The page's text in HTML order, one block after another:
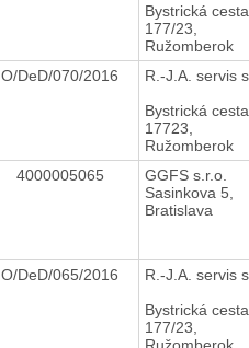
Bystrická cesta
177/23,
Ružomberok
O/DeD/070/2016
R.-J.A. servis
Bystrická cesta
17723,
Ružomberok
4000005065
GGFS s.r.o.
Sasinkova 5,
Bratislava
O/DeD/065/2016
R.-J.A. servis
Bystrická cesta
177/23,
Ružomberok